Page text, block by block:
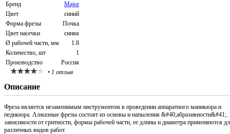
Бренд
Major
Цвет
синий
Форма фрезы
Почка
Цвет насечки
синяя
Ø рабочей части, мм
1.8
Количество, шт
1
Производство
Россия
• 1 отзыв
Описание
Фреза является незаменимым инструментом в проведении аппаратного маникюра и
педикюра. Алмазные фрезы состоят из основы и напыления &#40;абразивности&#41;.
зависимости от гритности, формы рабочей части, ее длины и диаметра применяются
различных видов работ.